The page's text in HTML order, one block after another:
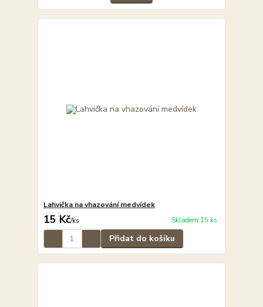
Lahvička na vhazování medvídek
15 Kč/ks Skladem 15 ks
Přidat do košíku